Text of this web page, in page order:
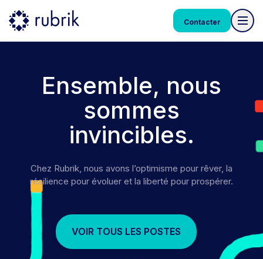
Contacter
Ensemble, nous
sommes
invincibles.
Chez Rubrik, nous avons l’optimisme pour rêver, la
résilience pour évoluer et la liberté pour prospérer.
VOIR TOUS LES POSTES